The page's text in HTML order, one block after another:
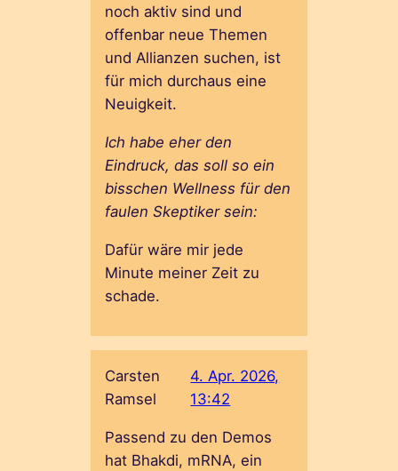
noch aktiv sind und
offenbar neue Themen
und Allianzen suchen, ist
für mich durchaus eine
Neuigkeit.
Ich habe eher den
Eindruck, das soll so ein
bisschen Wellness für den
faulen Skeptiker sein:
Dafür wäre mir jede
Minute meiner Zeit zu
schade.
Carsten
Ramsel
4. Apr. 2026,
13:42
Passend zu den Demos
hat Bhakdi, mRNA, ein